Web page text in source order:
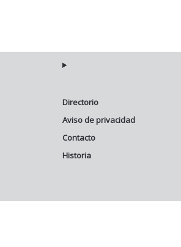
Directorio
Aviso de privacidad
Contacto
Historia